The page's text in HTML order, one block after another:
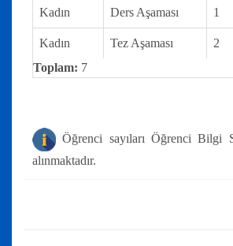
Kadın Ders Aşaması 1
Kadın Tez Aşaması
2
Toplam: 7
Öğrenci sayıları Öğrenci Bilgi
alınmaktadır.